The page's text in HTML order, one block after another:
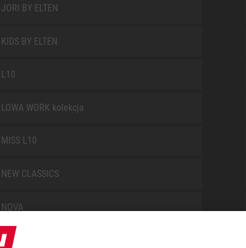
JORI BY ELTEN
KIDS BY ELTEN
L10
LOWA WORK kolekcja
MISS L10
NEW CLASSICS
NOVA
RETRO